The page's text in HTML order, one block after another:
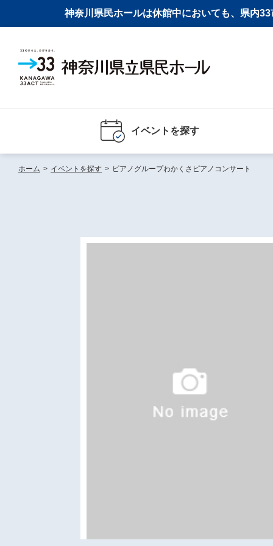
神奈川県民ホールは休館中においても、県内
イベントを探す
ホーム > イベントを探す > ピアノグループわかくさピアノコンサート